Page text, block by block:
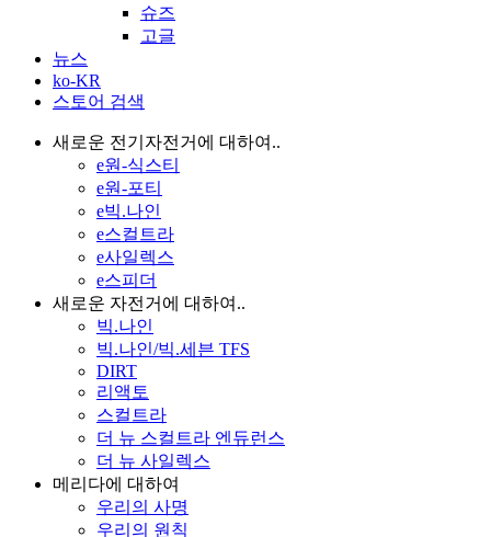
슈즈
고글
뉴스
ko-KR
스토어 검색
새로운 전기자전거에 대하여..
e원-식스티
e원-포티
e빅.나인
e스컬트라
e사일렉스
e스피더
새로운 자전거에 대하여..
빅.나인
빅.나인/빅.세븐 TFS
DIRT
리액토
스컬트라
더 뉴 스컬트라 엔듀런스
더 뉴 사일렉스
메리다에 대하여
우리의 사명
우리의 원칙